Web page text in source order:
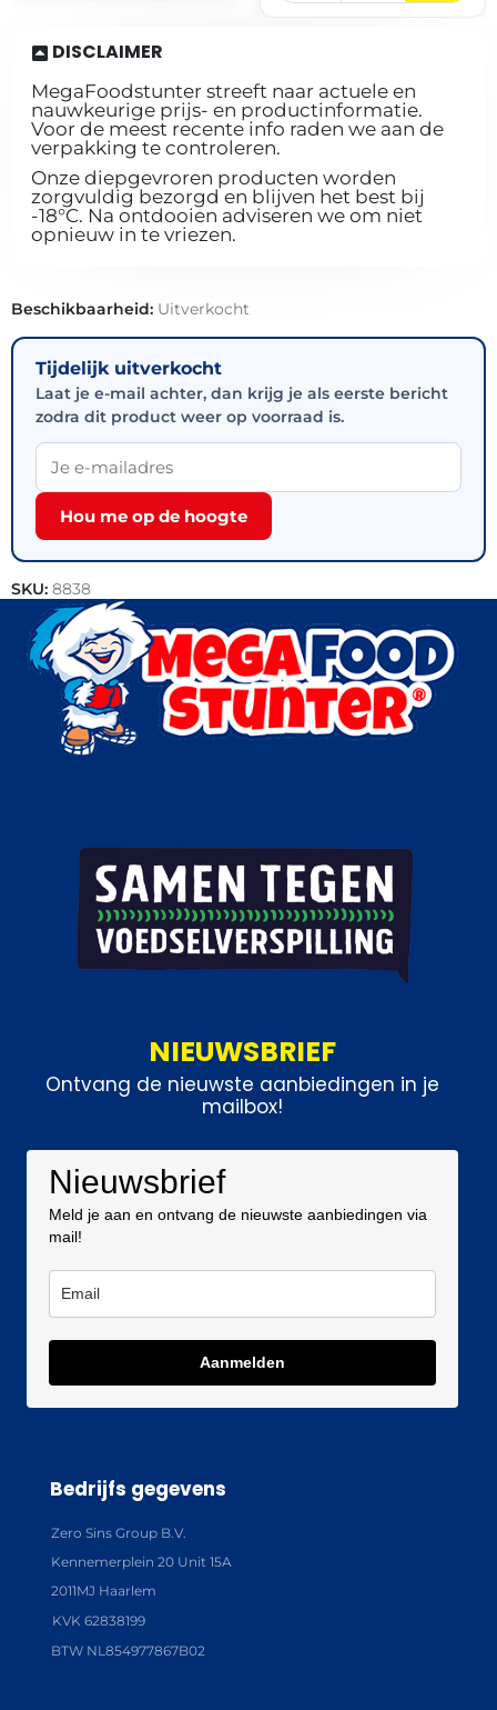
DISCLAIMER
MegaFoodstunter streeft naar actuele en
nauwkeurige prijs- en productinformatie.
Voor de meest recente info raden we aan de
verpakking te controleren.
Onze diepgevroren producten worden
zorgvuldig bezorgd en blijven het best bij
-18°C. Na ontdooien adviseren we om niet
opnieuw in te vriezen.
Beschikbaarheid: Uitverkocht
Tijdelijk uitverkocht
Laat je e-mail achter, dan krijg je als eerste bericht
zodra dit product weer op voorraad is.
Hou me op de hoogte
SKU: 8838
Categorie: Varkensvlees
NIEUWSBRIEF
Ontvang de nieuwste aanbiedingen in je
mailbox!
Nieuwsbrief
Meld je aan en ontvang de nieuwste aanbiedingen via
mail!
Aanmelden
Bedrijfs gegevens
Zero Sins Group B.V.
Kennemerplein 20 Unit 15A
2011MJ Haarlem
KVK 62838199
BTW NL854977867B02